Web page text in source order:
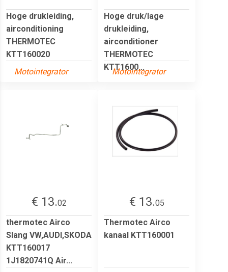
Hoge drukleiding,
airconditioning
THERMOTEC
KTT160020
Motointegrator
Hoge druk/lage
drukleiding,
airconditioner
THERMOTEC
KTT1600...
Motointegrator
€ 13.02
thermotec Airco
Slang VW,AUDI,SKODA
KTT160017
1J1820741Q Air...
€ 13.05
Thermotec Airco
kanaal KTT160001